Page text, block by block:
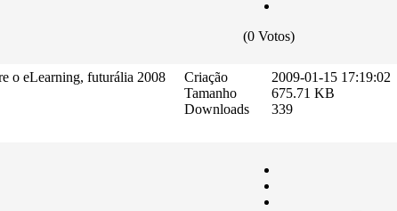
(0 Votos)
o eLearning, futurália 2008
Criação
Tamanho
Downloads
2009-01-15 17:19:02
675.71 KB
339